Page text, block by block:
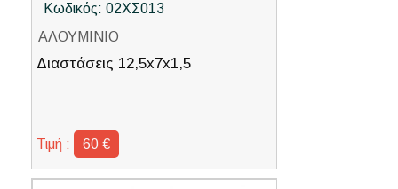
Κωδικός: 02ΧΣ013
ΑΛΟΥΜΙΝΙΟ
Διαστάσεις 12,5x7x1,5
Τιμή : 60 €